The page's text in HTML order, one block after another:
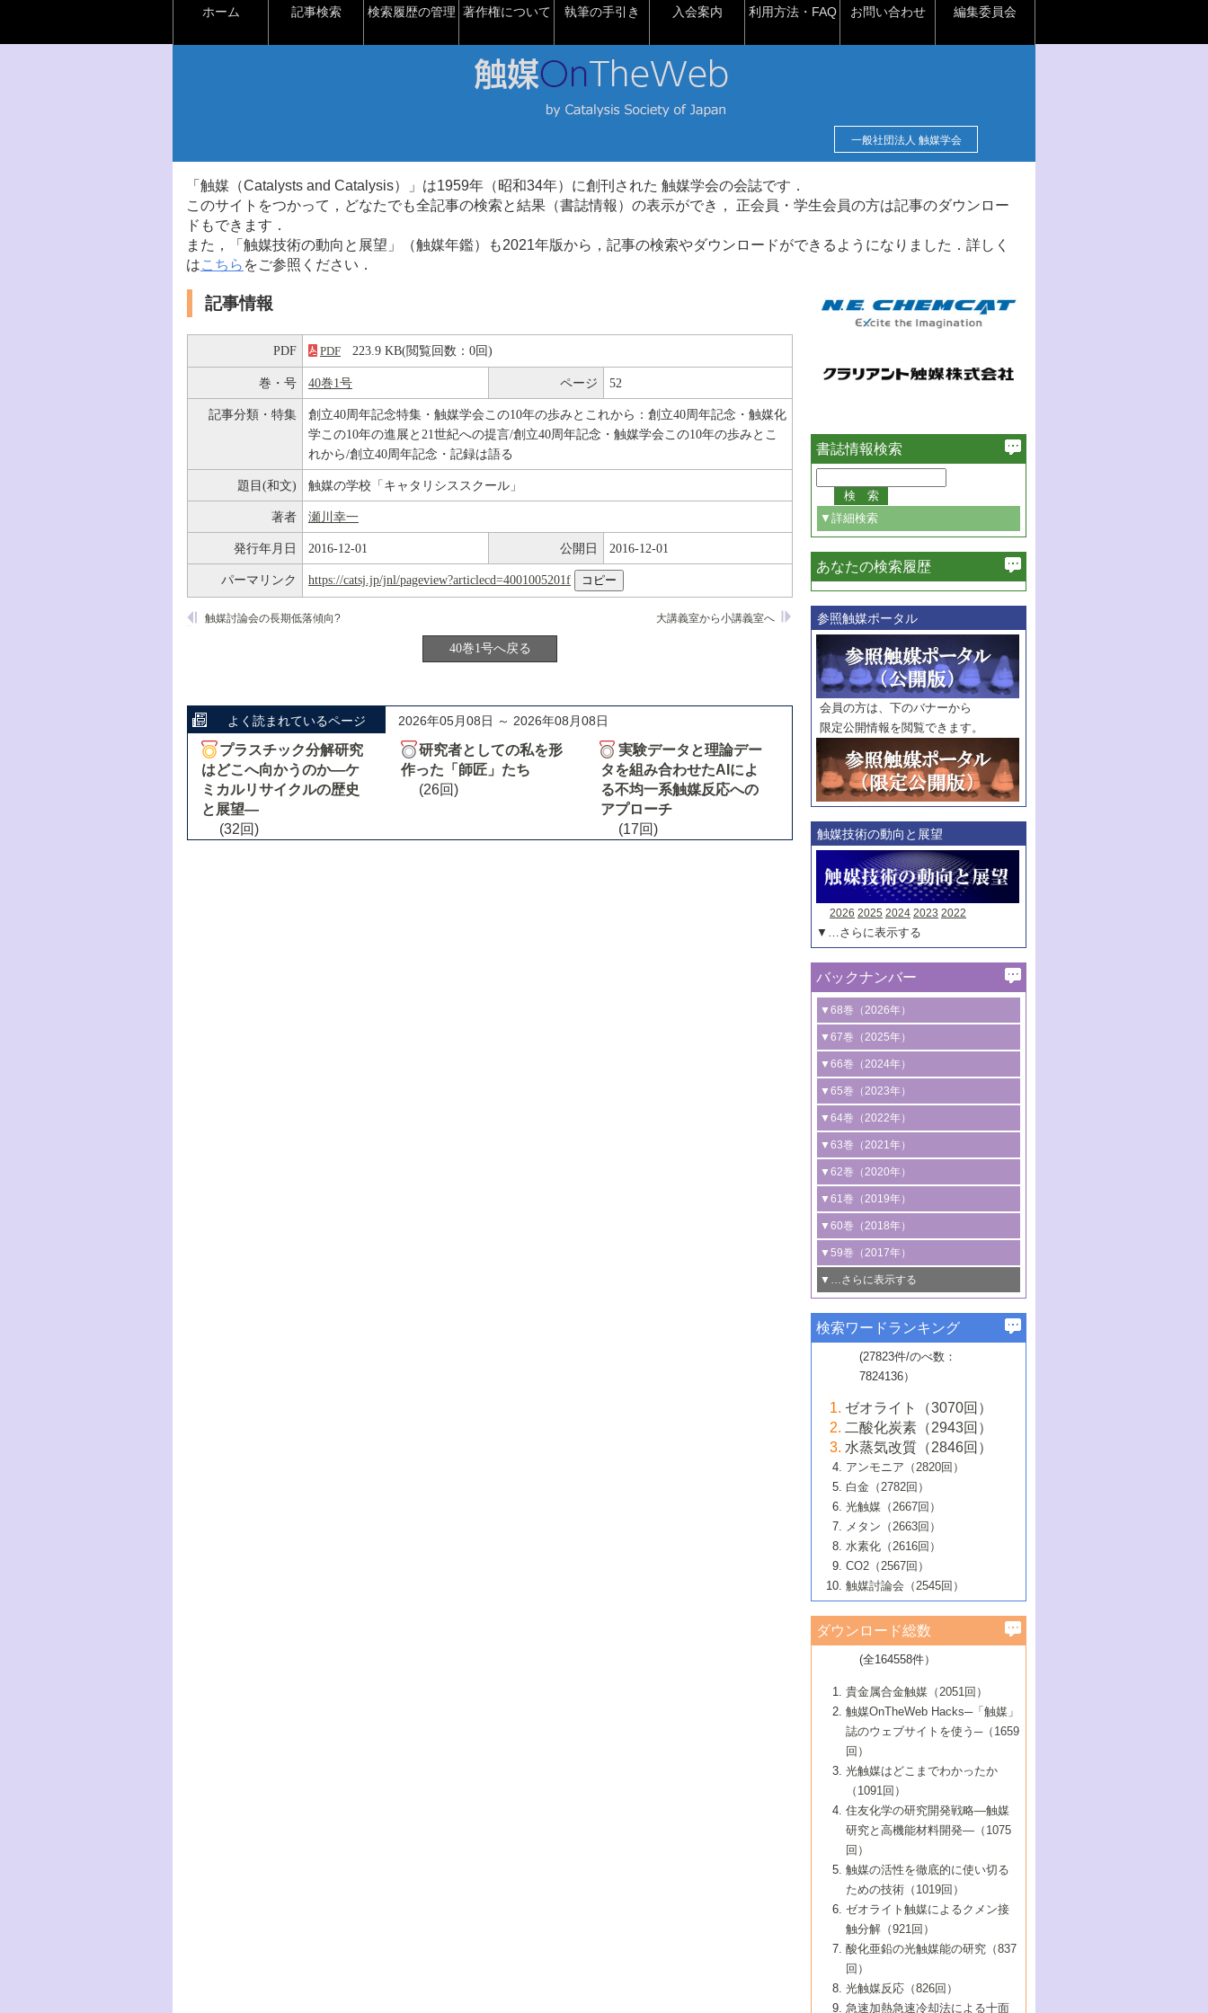
ホーム 記事検索 検索履歴の管理 著作権について 執筆の手引き 入会案内 利用方法・FAQ お問い合わせ 編集委員会
一般社団法人 触媒学会
「触媒（Catalysts and Catalysis）」は1959年（昭和34年）に創刊された 触媒学会の会誌です．
このサイトをつかって，どなたでも全記事の検索と結果（書誌情報）の表示ができ， 正会員・学生会員の方は記事のダウンロー
ドもできます．
また，「触媒技術の動向と展望」（触媒年鑑）も2021年版から，記事の検索やダウンロードができるようになりました．詳しく
はこちら をご参照ください．
記事情報
PDF PDF 223.9 KB(閲覧回数：0回)
巻・号 40巻1号 ページ 52
記事分類・特集
創立40周年記念特集・触媒学会この10年の歩みとこれから：創立40周年記念・触媒化
学この10年の進展と21世紀への提言/創立40周年記念・触媒学会この10年の歩みとこ
れから/創立40周年記念・記録は語る
題目(和文) 触媒の学校「キャタリシススクール」
著者 瀬川幸一
発行年月日 2016-12-01 公開日 2016-12-01
パーマリンク https://catsj.jp/jnl/pageview?articlecd=4001005201f
大講義室から小講義室へ
触媒討論会の長期低落傾向?
40巻1号へ戻る
よく読まれているページ 2026年05月08日 ～ 2026年08月08日
プラスチック分解研究
はどこへ向かうのか―ケ
ミカルリサイクルの歴史
と展望―
(32回)
研究者としての私を形
作った「師匠」たち
(26回)
実験データと理論デー
タを組み合わせたAIによ
る不均一系触媒反応への
アプローチ
(17回)
書誌情報検索
▼詳細検索
必ず含む
巻・号指定
巻
号
範囲指定
巻
号～
巻
号
触媒年鑑
年度
記事種別
マーク：
マークあり
あなたの検索履歴
参照触媒ポータル
会員の方は、下のバナーから
限定公開情報を閲覧できます。
触媒技術の動向と展望
2026 2025 2024 2023 2022
▼…さらに表示する
バックナンバー
▼68巻（2026年）
1号 過酸化水素合成に関する研究動向
2号 コンピューター技術により加速する
触媒開発
3号 有機分子変換やCO 資源化のための
光触媒に関する最近の研究
B号 第137回触媒討論会（2026年）
▼67巻（2025年）
1号 CO
水素化によるグリーン燃料/グリ
ーンケミカル製造
2号 水素製造のための水分解技術に関す
る最近の研究
3号 オレフィン系樹脂の精密合成に関す
る最新技術
4号 アルコール類の効率的変換を実現す
る非貴金属触媒の研究動向
5号 ゼオライトの合成と応用における研
究動向
6号 ヘテロ接合界面
B号 第135回触媒討論会（2025年）
▼66巻（2024年）
1号 低次元ナノ構造を有する触媒材料
2号 規制反応場を活用した固体触媒研究
の新展開
3号 未踏分子変換を目指した酸化触媒プ
ロセスの最前線
4号 シンクロトロン放射光および中性子
線を利用した触媒解析技術の最先端
5号 単原子触媒
6号 参照触媒委員会からのお知らせ
B号 第133回触媒討論会（2023年）
▼65巻（2023年）
1号 炭素が関わる触媒機能
2号 プラスチックケミカルリサイクルの
ための触媒技術
3号 非酸化物系金属化合物を基盤とした
触媒材料の開発
4号 格子酸素・格子酸素欠陥を利用した
触媒反応
5号 生体触媒によるエネルギー変換反応
6号 窒素とリンの循環のための触媒・機
能性材料
▼64巻（2022年）
1号 合成ガス製造とCOを用いるケミカル
ズ合成の最新動向
2号 化学品合成のための合金触媒開発
3号 CO の排出削減および有効活用のた
めの触媒技術
4号 若手による情報発信企画～とびたて
若き触媒の研究者たち～（1）
若き触媒の研究者たち～（2）
6号 石油のノーブル・ユースを志向した
触媒技術
大学：オンライン・対面開催）
▼63巻（2021年）
1号 金触媒の新展開
2号 ペロブスカイト
3号 特殊反応場を利用した触媒的分子変
換反応
4号 多孔質材料を用いた触媒の新展開
5号 情報学的手法を用いた触媒開発
6号 カーボンニュートラルに向けた電解
技術
B号 第127回触媒討論会（2021年・オン
ライン開催(Zoom)のみ）
▼62巻（2020年）
1号 触媒設計を拓く欠陥構造のキャラク
タリゼーション
2号 機能化学品製造に資するクリーンな
触媒的酸化反応
3号 水処理のための触媒化学
4号 光触媒を用いた水分解の最新の研究
動向
5号 次世代の触媒プロセスを支えるマイ
6号 メタン転換技術の最新動向
B号 第125回触媒討論会（2020年・工学
院大学）
▼61巻（2019年）
1号 物質移動制御に着目した触媒プロセ
ス開発
2号 CO2 フリー水素サプライチェーンに
関わる触媒開発動向
3号 精密高分子合成に関する最近の研究
動向
4号 バイオマス化成品製造のための触媒
5号 固体触媒による含窒素有機化合物変
換の最前線
6号 貴金属使用量低減に向けた自動車排
ガス浄化触媒の開発
B号 第123回触媒討論会（2019年・大阪
▼60巻（2018年）
1号 固体酸触媒の最新の研究動向
2号 二酸化炭素からの有用化学品合成
3号 ナノ粒子・クラスター触媒の最前線
4号 60周年記念企画
5号 進化するゼオライト合成技術
6号 非貴金属系触媒における電気化学的
B号 第121回触媒討論会（2018年・東京
大学）
▼59巻（2017年）
1号 いたるところに，触媒
最先端技術
3号 無機分離膜材料の開発と触媒反応プ
ロセスへの適用
5号 水素のふるまいを解き明かす最先端
研究
6号 低級アルカンの有効利用のための触
媒技術
B号 第119回触媒討論会（2017年・首都
大学東京）
▼…さらに表示する
1号 ユニークな構造の高分子を生み出す触
2号 リグニンからの化成品製造に向けた触
媒技術
3号 触媒研究の最先端～とびたて若き研究
者たち～（1）
4号 触媒研究の最先端～とびたて若き研究
者たち～（2）
5号 触媒研究の最先端～とびたて若き研究
者たち～（3）
6号 イオニクス材料と燃料電池・電解合成
の最新の研究動向
B号 第117回触媒討論会（2016年・大阪府
立大学）
▼57巻（2015年）
1号 水素キャリアにかかわる触媒技術の新
2号 石油精製用触媒の最近の進展
3号 固体酸化物形燃料電池（SOFC）におけ
るアノード触媒上での燃料直接改質技術
4号 コアシェル構造の制御による触媒機能
5号 工業触媒およびその周辺技術の最近の
進歩
6号 ナノシート
B号 第115回触媒討論会（2015年・成蹊大
▼56巻（2014年）
2号 光触媒反応機構に関する最新の研究動
向
開発動向
4号 人工光合成に向けた近年のアプローチ
5号 未利用熱エネルギーの有効活用に貢献
する触媒技術
6号 ポリオキソメタレート
B号 第113回触媒討論会（2014年・ロワジ
ールホテル豊橋）
1号 高耐久性燃料電池システム用触媒にお
ける新展開
2号 リビングラジカル重合の最近の動向
3号 天然ガスの化学工業的展開に関する触
媒技術
4号 貴金属触媒の精密構造制御とその活用
5号 バイオマス化成品製造のための固体触
6号 ナノ空間─吸着状態解析から新機能開拓
B号 第111回触媒討論会（2013年・関西大
▼54巻（2012年）
1号 規則性多孔体の利用技術における最近
の進歩
2号 第109回触媒討論会
3号 貴金属低減技術の最新動向
4号 貴金属代替技術の最新動向
5号 光触媒による物質変換反応の新展開
6号 グラフェン
7号 水素を利用する化成品合成の新潮流
▼53巻（2011年）
1号 金属学から見る合金触媒の新展開
2号 第107回触媒討論会
3号 触媒のその場観察法の進歩（１）
4号 触媒のその場観察法の進歩（２）
5号 不活性結合の触媒的活性化による有機
合成
6号 新しい固体酸触媒技術
7号 ゼオライト合成における最近の進歩
▼52巻（2010年）
1号 触媒の劣化対策と長寿命触媒開発
2号 第105回触媒討論会
3号 ナノ構造が拓く新機能
4号 活性サイトおよびその環境の精密な設
計による触媒の高機能化
5号 触媒を有効に使うための技術
7号 有機分子触媒による精密有機合成
8号 高機能化ポリオレフィンに向けた重合
触媒の最近の進展
1号 炭素材料－熱い注目を集める材料－
2号 第103回触媒討論会
3号 環境浄化用光触媒の現状と課題
4号 水素社会の実現に向けた水素製造・貯
蔵技術の進歩
5号 CO2が関わる触媒・材料
7号 持続可能社会実現のための触媒および
触媒関連技術
▼50巻（2008年）
1号 触媒化学と学会のこの10年，半世紀，
そして未来
2号 第101回触媒討論会
4号 錯体を利用したユニークな表面構造の
構築と機能
5号 若手会員による触媒研究の未来展望1：
企業編
6号 第102回触媒討論会
7号 触媒・化学反応における計算化学の進
8号 若手研究者による触媒研究の未来展望
2：大学・研究所編
▼49巻（2007年）
1号 含フッ素化合物の合成と触媒
2号 第99回触媒討論会
3号 実用的ファインケミカル合成プロセス
を実現する触媒
5号 こんな物質，あんな物質―新たな触媒
の可能性―
7号 『結晶の化学』を活かした触媒研究
8号 イオン液体の応用
▼48巻（2006年）
1号 固体酸触媒の最近の進歩
2号 第97回触媒討論会
3号 リビング重合触媒の最近の展開
5号 水素製造・貯蔵のための触媒技術の新
しい展開
6号 第98回触媒討論会
7号 基礎化学品製造の触媒技術
8号 多機能型リアクター
1号 最近の触媒担体とその効果
2号 第95回触媒討論会
4号 水分解用光触媒材料
5号 時間分解分光の進歩と応用
6号 第96回触媒討論会
8号 超臨界流体を用いた化学プロセスの新
▼46巻（2004年）
1号 部分酸化反応触媒の最前線
2号 第93回触媒討論会
3号 特殊エネルギー場の触媒反応
4号 生体内における金属の触媒作用
5号 ファインケミカルズの展開に寄与する
6号 第94回触媒討論会
7号 サブナノレベルでみた新しい表面現象
8号 オレフィン重合触媒の新たな展
▼45巻（2003年）
1号 なぜこの触媒が良いのか？
2号 第91回触媒討論会
3号 最近の自動車排ガス処理技術
4号 触媒研究の現状と将来─第90回触媒討論
5号 基礎化学品製造の触媒技術
6号 第92回触媒討論会
7号 基礎化学品製造の触媒技術
8号 資源の循環と触媒技術
▼44巻（2002年）
1号 高次制御された触媒の化学
2号 第89回触媒討論会
3号 触媒を利用した電気化学の新展開
4号 ナノ材料の調製と機能化
5号 こんな触媒が欲しい
6号 第90回触媒討論会
7号 触媒研究と学術雑誌/情報
8号 若い世代からみた触媒化学の現状と未
▼43巻（2001年）
1号 グリーンケミストリーと触媒
2号 第87回触媒討論会特集号
3号 生体触媒とバイオプロセス
4号 水素製造・利用の触媒化学
5号 触媒研究における新しい切り口：コン
ビナトリアルケミストリー
6号 第88回触媒討論会特集号
7号 企業における触媒研究のブレークスル
8号 この材料を触媒として使ってみません
▼42巻（2000年）
1号 触媒反応工学の明日を拓く
2号 第85回触媒討論会
3号 反応ダイナミクス
5号 触媒のおもしろさをどのように伝える
6号 第86回触媒討論会
7号 水素化精製触媒の新しい展開
8号 新しい反応性と機能性を目指した金属
クラスタ-化学
▼41巻（1999年）
1号 孔、穴、あな?-特異な空間とその利用-
2号 第83回触媒討論会
3号 均一系触媒反応最前線
4号 実用炭素材料の新展開
5号 研究の方法論を考える
7号 機能性金属材料と触媒
8号 触媒研究へのNMRの応用と展望
▼40巻（1998年）
進展と21世紀への提言/創立40周年記念・触
媒学会この10年の歩みとこれから/創立40周
2号 第81回触媒討論会
3号 計算機触媒化学へのさそい
4号 触媒劣化の制御と予測
5号 最新の実用プロセスと触媒
6号 第82回触媒討論会
1号 均一系と不均一系触媒反応-その特徴と
接点
2号 第79回触媒討論会
3号 最新NO除去触媒の実用化研究
4号 新しい反応場を目指した触媒調製
5号 反応・分離技術の新しい展開
6号 第80回触媒討論会
▼38巻（1996年）
1号 触媒の構造と触媒作用/C1化学を中心と
する21世紀への触媒
3号 オリンピックメダル:金・銀・銅はどん
な触媒作用を示すか
4号 触媒作用における機能の複合化
▼37巻（1995年）
1号 ファインケミカルズと固体触媒
2号 第75回触媒討論会
3号 希土類を利用した触媒
4号 触媒とリサイクル
5号 エネルギー変換触媒
▼36巻（1994年）
1号 電気化学と触媒
2号 第73回触媒討論会
3号 C4化学の展開
4号 《通常号》
▼35巻（1993年）
1号 工業触媒開発マニュアル―探索から工
業化まで
2号 第71回触媒討論会
▼34巻（1992年）
1号 インパクトを与えたこの研究
2号 第69回触媒討論会
▼33巻（1991年）
1号 触媒プロセス開発マニュアル―探索か
▼32巻（1990年）
検索ワードランキング
(27823件/のべ数：
7824136）
ゼオライト（3070回）
二酸化炭素（2943回）
水蒸気改質（2846回）
アンモニア（2820回）
白金（2782回）
光触媒（2667回）
メタン（2663回）
水素化（2616回）
CO2（2567回）
触媒討論会（2545回）
ダウンロード総数
(全164558件）
貴金属合金触媒（2051回）
触媒OnTheWeb Hacks─「触媒」
誌のウェブサイトを使う─（1659
回）
光触媒はどこまでわかったか
（1091回）
住友化学の研究開発戦略―触媒
研究と高機能材料開発―（1075
回）
触媒の活性を徹底的に使い切る
ための技術（1019回）
ゼオライト触媒によるクメン接
触分解（921回）
酸化亜鉛の光触媒能の研究（837
回）
光触媒反応（826回）
急速加熱急速冷却法による十面